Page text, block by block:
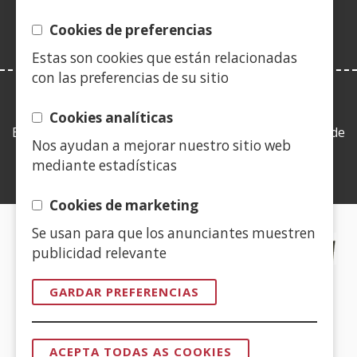
Cookies de preferencias
Estas son cookies que están relacionadas
con las preferencias de su sitio
Cookies analíticas
Nos ayudan a mejorar nuestro sitio web
mediante estadísticas
Cookies de marketing
Se usan para que los anunciantes muestren
publicidad relevante
GARDAR PREFERENCIAS
ACEPTA TODAS AS COOKIES
Esta web se ajusta a lo establecido en la Ley 19/2013, de
9 de diciembre, de transparencia, acceso a la
información pública y buen gobierno.
CERTIFICADOS DE CALIDAD
vent�
nova)
nunha